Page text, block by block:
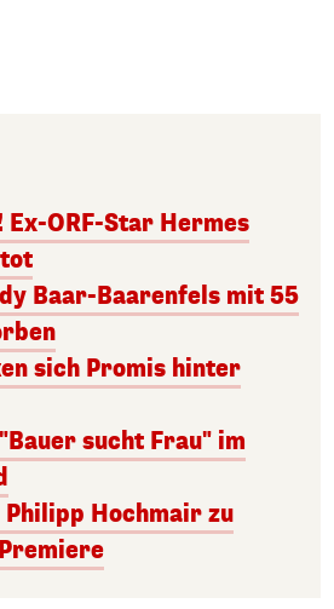
ORF-Star Hermes
Baar-Baarenfels mit 55
sich Promis hinter
sucht Frau" im
Hochmair zu